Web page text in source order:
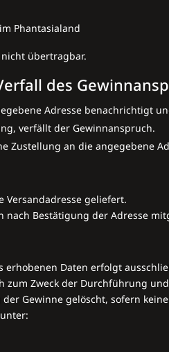
Phantasialand
übertragbar.
des
Adresse benachrichtigt
verfällt der Gewinnanspruch.
Zustellung an die angegebene
Versandadresse geliefert.
Bestätigung der Adresse
erhobenen Daten erfolgt
zum Zweck der Durchführung
Gewinne gelöscht, sofern